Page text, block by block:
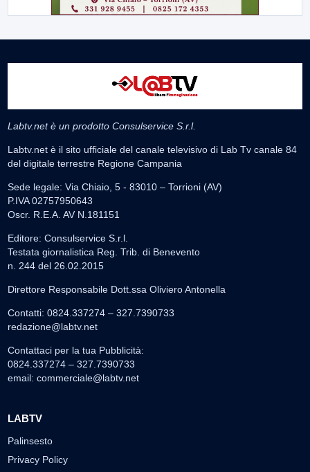
Labtv.net è un prodotto Consulservice S.r.l.
Labtv.net è il sito ufficiale del canale televisivo di Lab Tv canale 84
del digitale terrestre Regione Campania
Sede legale: Via Chiaio, 5 - 83010 – Torrioni (AV)
P.IVA 02757950643
Oscr. R.E.A. AV N.181151
Editore: Consulservice S.r.l.
Testata giornalistica Reg. Trib. di Benevento
n. 244 del 26.02.2015
Direttore Responsabile Dott.ssa Oliviero Antonella
Contatti: 0824.337274 – 327.7390733
redazione@labtv.net
Contattaci per la tua Pubblicità:
0824.337274 – 327.7390733
email: commerciale@labtv.net
LABTV
Palinsesto
Privacy Policy